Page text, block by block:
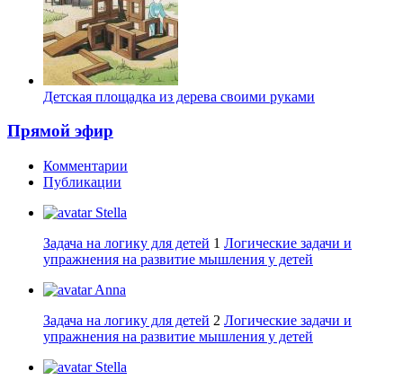
Детская площадка из дерева своими руками
Прямой эфир
Комментарии
Публикации
Stella
Задача на логику для детей 1 Логические задачи и
упражнения на развитие мышления у детей
Anna
Задача на логику для детей 2 Логические задачи и
упражнения на развитие мышления у детей
Stella